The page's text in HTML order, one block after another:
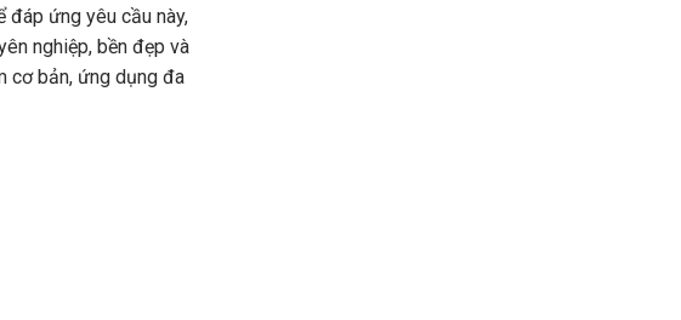
đáp ứng yêu cầu này,
nghiệp, bền đẹp và
cơ bản, ứng dụng đa